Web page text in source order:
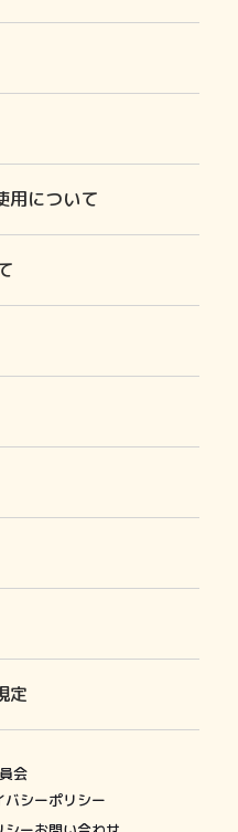
用について
定
会
バシーポリシー